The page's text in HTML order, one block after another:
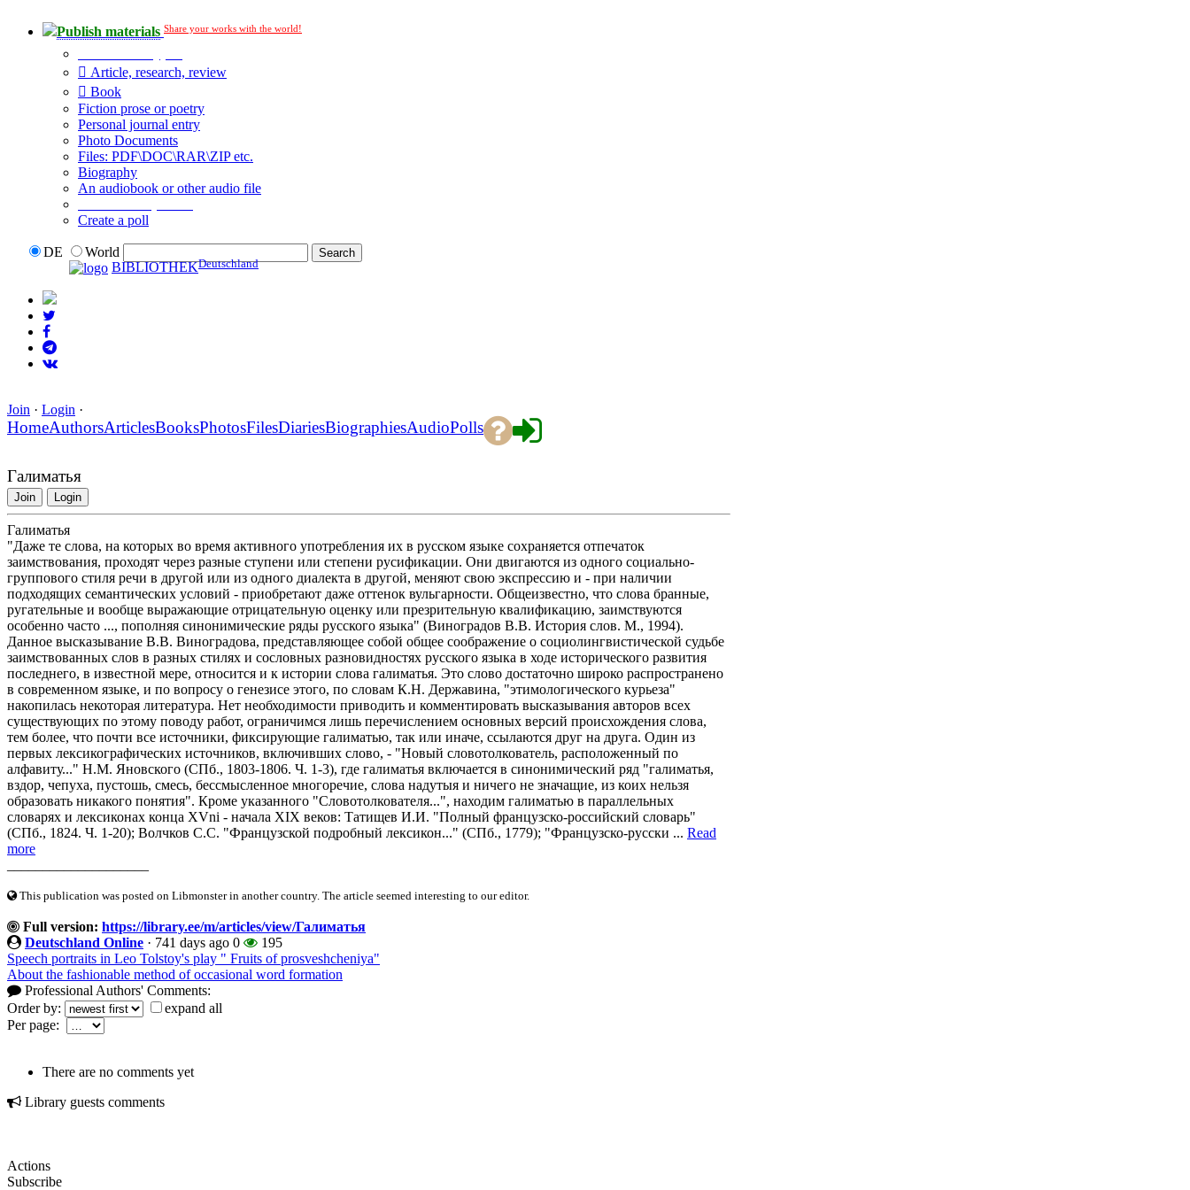
Publish materials Share your works with the world!
Article, research, review
Book
Fiction prose or poetry
Personal journal entry
Photo Documents
Files: PDF\DOC\RAR\ZIP etc.
Biography
An audiobook or other audio file
Create a poll
DE
World
BIBLIOTHEKDeutschland
Join · Login ·
HomeAuthorsArticlesBooksPhotosFilesDiariesBiographiesAudioPolls
Галиматья
Join Login
Галиматья
"Даже те слова, на которых во время активного употребления их в русском языке сохраняется отпечаток
заимствования, проходят через разные ступени или степени русификации. Они двигаются из одного социально-
группового стиля речи в другой или из одного диалекта в другой, меняют свою экспрессию и - при наличии
подходящих семантических условий - приобретают даже оттенок вульгарности. Общеизвестно, что слова бранные,
ругательные и вообще выражающие отрицательную оценку или презрительную квалификацию, заимствуются
особенно часто ..., пополняя синонимические ряды русского языка" (Виноградов В.В. История слов. М., 1994).
Данное высказывание В.В. Виноградова, представляющее собой общее соображение о социолингвистической судьбе
заимствованных слов в разных стилях и сословных разновидностях русского языка в ходе исторического развития
последнего, в известной мере, относится и к истории слова галиматья. Это слово достаточно широко распространено
в современном языке, и по вопросу о генезисе этого, по словам К.Н. Державина, "этимологического курьеза"
накопилась некоторая литература. Нет необходимости приводить и комментировать высказывания авторов всех
существующих по этому поводу работ, ограничимся лишь перечислением основных версий происхождения слова,
тем более, что почти все источники, фиксирующие галиматью, так или иначе, ссылаются друг на друга. Один из
первых лексикографических источников, включивших слово, - "Новый словотолкователь, расположенный по
алфавиту..." Н.М. Яновского (СПб., 1803-1806. Ч. 1-3), где галиматья включается в синонимический ряд "галиматья,
вздор, чепуха, пустошь, смесь, бессмысленное многоречие, слова надутыя и ничего не значащие, из коих нельзя
образовать никакого понятия". Кроме указанного "Словотолкователя...", находим галиматью в параллельных
словарях и лексиконах конца XVni - начала XIX веков: Татищев И.И. "Полный французско-российский словарь"
(СПб., 1824. Ч. 1-20); Волчков С.С. "Французской подробный лексикон..." (СПб., 1779); "Французско-русски ... Read
more
This publication was posted on Libmonster in another country. The article seemed interesting to our editor.
Full version: https://library.ee/m/articles/view/Галиматья
Deutschland Online · 741 days ago 0
195
Speech portraits in Leo Tolstoy's play " Fruits of prosveshcheniya"
About the fashionable method of occasional word formation
Professional Authors' Comments:
Order by:
expand all
Per page:
There are no comments yet
Library guests comments
Actions
Subscribe